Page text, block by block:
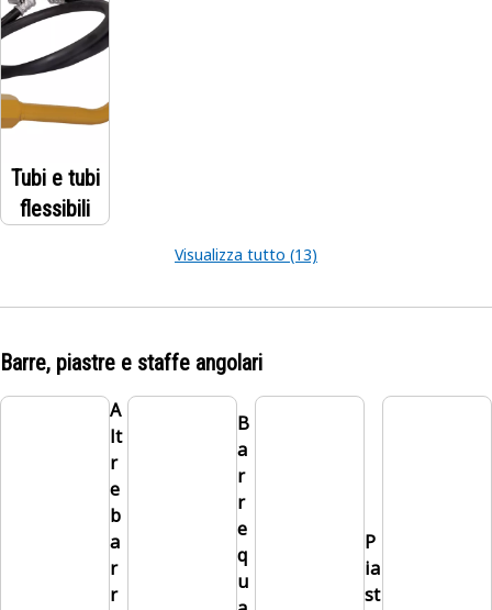
Tubi e tubi
flessibili
Visualizza tutto (13)
Barre, piastre e staffe angolari
A
lt
r
e
b
a
r
r
B
a
r
r
e
q
u
P
ia
st